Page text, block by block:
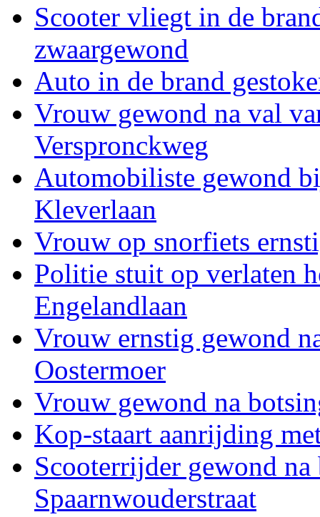
Scooter vliegt in de
zwaargewond
Auto in de brand
Vrouw gewond na val
Verspronckweg
Automobiliste gewond
Kleverlaan
Vrouw op snorfiets
Politie stuit op verlaten
Engelandlaan
Vrouw ernstig gewond
Oostermoer
Vrouw gewond na
Kop-staart aanrijding
Scooterrijder gewond
Spaarnwouderstraat